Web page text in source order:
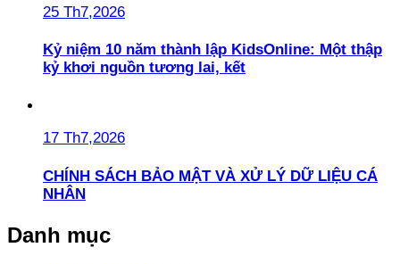
25 Th7,2026
Kỷ niệm 10 năm thành lập KidsOnline: Một thập
kỷ khơi nguồn tương lai, kết
17 Th7,2026
CHÍNH SÁCH BẢO MẬT VÀ XỬ LÝ DỮ LIỆU CÁ
NHÂN
Danh mục